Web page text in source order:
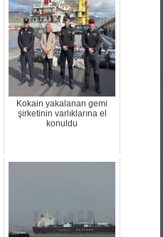
Kokain yakalanan gemi
şirketinin varlıklarına el
konuldu